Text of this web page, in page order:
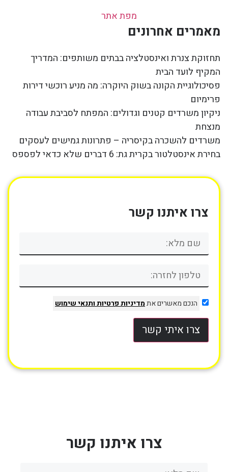
מפת אתר
מאמרים אחרונים
תחזוקת צנרת ואינסטלציה בבתים משותפים: המדריך
המקיף לועד הבית
פסיכולוגיית הקונה בשוק היוקרה: מה מניע רוכשי דירות
פרימיום
ניקיון משרדים קטנים וגדולים: המפתח לסביבת עבודה
מנצחת
משרדים להשכרה בקיסריה – פתרונות גמישים לעסקים
בחירת אינסטלטור בקרית גת: 6 דברים שלא כדאי לפספס
צרו איתנו קשר
הנכם מאשרים אתמדיניות פרטיותותנאי שימוש
צרו איתי קשר
צרו איתנו קשר